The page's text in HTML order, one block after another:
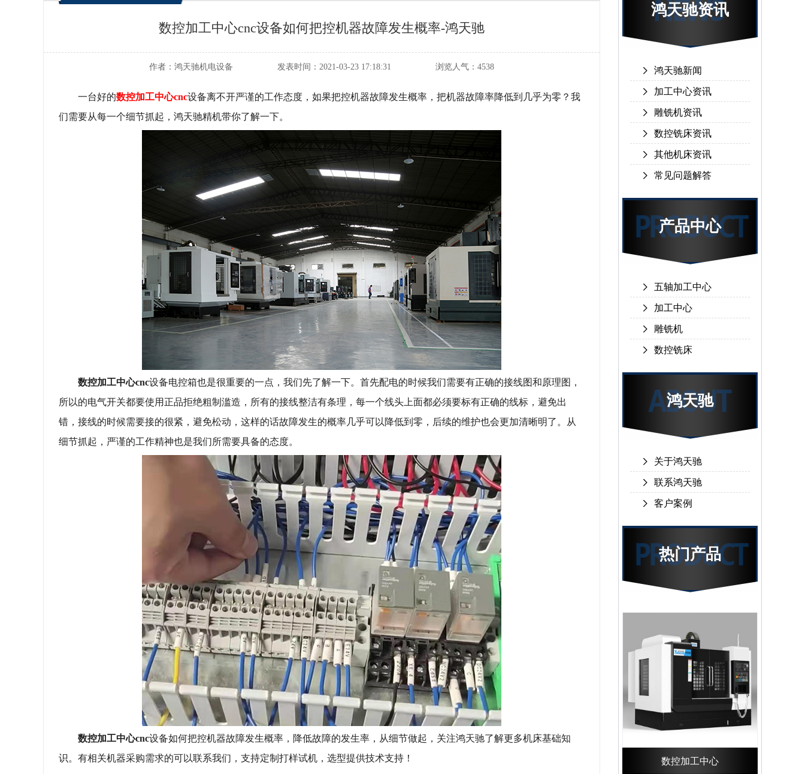
数控加工中心cnc设备如何把控机器故障发生概率-鸿天驰
作者： 鸿天驰机电设备 发表时间： 2021-03-23 17:18:31 浏览人气： 4538
一台好的数控加工中心cnc设备离不开严谨的工作态度，如果把控机器故障发生概率，把机器故障率降低到几乎为零？我
们需要从每一个细节抓起，鸿天驰精机带你了解一下。
数控加工中心cnc设备电控箱也是很重要的一点，我们先了解一下。首先配电的时候我们需要有正确的接线图和原理图，
所以的电气开关都要使用正品拒绝粗制滥造，所有的接线整洁有条理，每一个线头上面都必须要标有正确的线标，避免出
错，接线的时候需要接的很紧，避免松动，这样的话故障发生的概率几乎可以降低到零，后续的维护也会更加清晰明了。从
细节抓起，严谨的工作精神也是我们所需要具备的态度。
数控加工中心cnc设备如何把控机器故障发生概率，降低故障的发生率，从细节做起，关注鸿天驰了解更多机床基础知
识。有相关机器采购需求的可以联系我们，支持定制打样试机，选型提供技术支持！
鸿天驰资讯
鸿天驰新闻
加工中心资讯
雕铣机资讯
数控铣床资讯
其他机床资讯
常见问题解答
产品中心
五轴加工中心
加工中心
雕铣机
数控铣床
鸿天驰
关于鸿天驰
联系鸿天驰
客户案例
热门产品
数控加工中心